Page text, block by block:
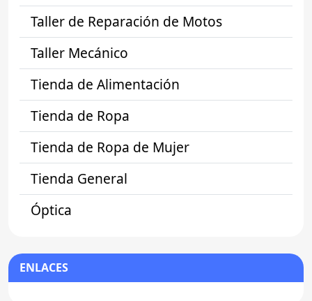
Taller de Reparación de Motos
Taller Mecánico
Tienda de Alimentación
Tienda de Ropa
Tienda de Ropa de Mujer
Tienda General
Óptica
ENLACES